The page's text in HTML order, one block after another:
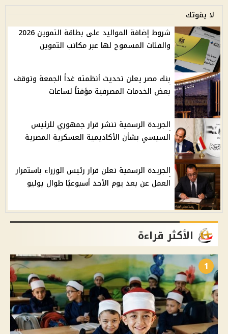
لا يفوتك
شروط إضافة المواليد على بطاقة التموين 2026
والفئات المسموح لها عبر مكاتب التموين
بنك مصر يعلن تحديث أنظمته غداً الجمعة وتوقف
بعض الخدمات المصرفية مؤقتاً لساعات
الجريدة الرسمية تنشر قرار جمهوري للرئيس
السيسي بشأن الأكاديمية العسكرية المصرية
الجريدة الرسمية تعلن قرار رئيس الوزراء باستمرار
العمل عن بعد يوم الأحد أسبوعيًا طوال يوليو
الأكثر قراءة
1